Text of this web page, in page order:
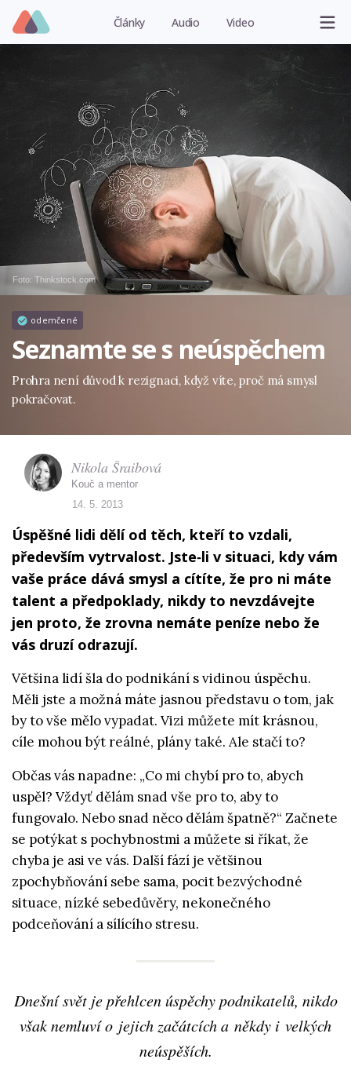
Články Audio Video
Foto: Thinkstock.com
odemčené
Seznamte se s neúspěchem
Prohra není důvod k rezignaci, když víte, proč má smysl
pokračovat.
Úspěšné lidi dělí od těch, kteří to vzdali,
především vytrvalost. Jste‑li v situaci, kdy vám
vaše práce dává smysl a cítíte, že pro ni máte
talent a předpoklady, nikdy to nevzdávejte
jen proto, že zrovna nemáte peníze nebo že
vás druzí odrazují.
Většina lidí šla do podnikání s vidinou úspěchu.
Měli jste a možná máte jasnou představu o tom, jak
by to vše mělo vypadat. Vizi můžete mít krásnou,
cíle mohou být reálné, plány také. Ale stačí to?
Občas vás napadne: „Co mi chybí pro to, abych
uspěl? Vždyť dělám snad vše pro to, aby to
fungovalo. Nebo snad něco dělám špatně?“ Začnete
se potýkat s pochybnostmi a můžete si říkat, že
chyba je asi ve vás. Další fází je většinou
zpochybňování sebe sama, pocit bezvýchodné
situace, nízké sebedůvěry, nekonečného
podceňování a sílícího stresu.
Dnešní svět je přehlcen úspěchy podnikatelů, nikdo
však nemluví o jejich začátcích a někdy i velkých
neúspěších.
Nikola Šraibová
Kouč a mentor
14. 5. 2013